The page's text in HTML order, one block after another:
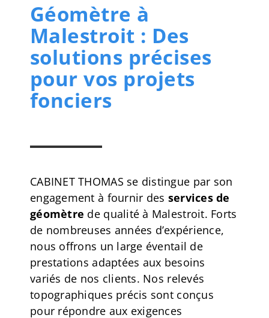
Géomètre à
Malestroit : Des
solutions précises
pour vos projets
fonciers
CABINET THOMAS se distingue par son
engagement à fournir des services de
géomètre de qualité à Malestroit. Forts
de nombreuses années d’expérience,
nous offrons un large éventail de
prestations adaptées aux besoins
variés de nos clients. Nos relevés
topographiques précis sont conçus
pour répondre aux exigences